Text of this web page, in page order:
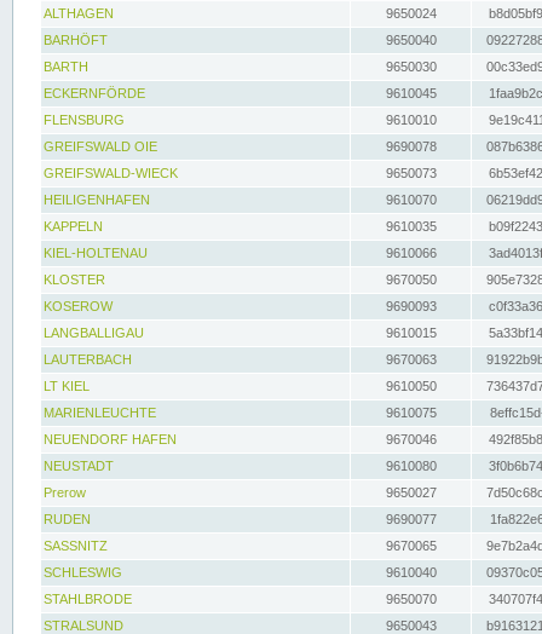
ALTHAGEN
9650024
BARHÖFT
9650040
BARTH
9650030
ECKERNFÖRDE
9610045
FLENSBURG
9610010
GREIFSWALD OIE
9690078
GREIFSWALD-WIECK
9650073
HEILIGENHAFEN
9610070
KAPPELN
9610035
KIEL-HOLTENAU
9610066
KLOSTER
9670050
KOSEROW
9690093
LANGBALLIGAU
9610015
LAUTERBACH
9670063
LT KIEL
9610050
MARIENLEUCHTE
9610075
NEUENDORF HAFEN
9670046
NEUSTADT
9610080
Prerow
9650027
RUDEN
9690077
SASSNITZ
9670065
SCHLESWIG
9610040
STAHLBRODE
9650070
STRALSUND
9650043